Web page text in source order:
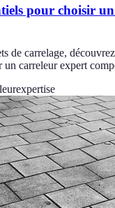
pour choisir
de carrelage,
un carreleur expert
expertise